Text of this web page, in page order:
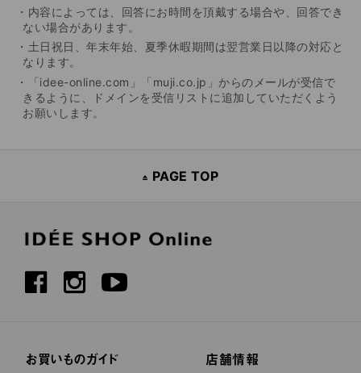
・内容によっては、回答にお時間を頂戴する場合や、回答でき
ない場合があります。
・土日祝日、年末年始、夏季休暇期間は翌営業日以降の対応と
なります。
・「idee-online.com」「muji.co.jp」からのメールが受信で
きるように、ドメインを受信リストに追加していただくよう
お願いします。
PAGE TOP
お買いものガイド 店舗情報